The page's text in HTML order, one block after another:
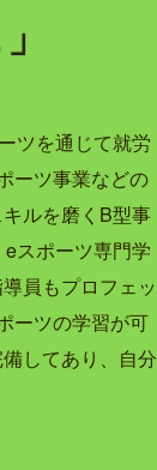
ツを通じて就労
ーツ事業などの
ルを磨くB型事
スポーツ専門学
員もプロフェッ
ーツの学習が可
してあり、自分